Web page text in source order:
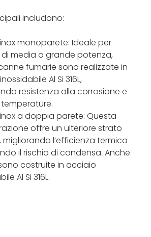
includono:
monoparete: Ideale per
media o grande potenza,
fumarie sono realizzate in
Al Si 316L,
resistenza alla corrosione e
a doppia parete: Questa
offre un ulteriore strato
migliorando l’efficienza termica
il rischio di condensa. Anche
costruite in acciaio
Al Si 316L.